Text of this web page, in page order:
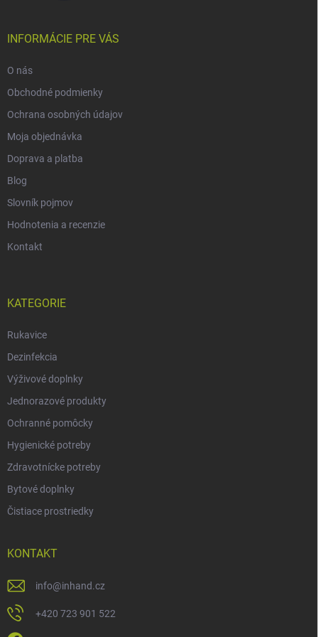
INFORMÁCIE PRE VÁS
O nás
Obchodné podmienky
Ochrana osobných údajov
Moja objednávka
Doprava a platba
Blog
Slovník pojmov
Hodnotenia a recenzie
Kontakt
KATEGORIE
Rukavice
Dezinfekcia
Výživové doplnky
Jednorazové produkty
Ochranné pomôcky
Hygienické potreby
Zdravotnícke potreby
Bytové doplnky
Čistiace prostriedky
KONTAKT
info@inhand.cz
+420 723 901 522